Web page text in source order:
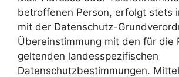
betroffenen Person, erfolgt stets
mit der Datenschutz-
Übereinstimmung mit den für die
geltenden landesspezifischen
Datenschutzbestimmungen.